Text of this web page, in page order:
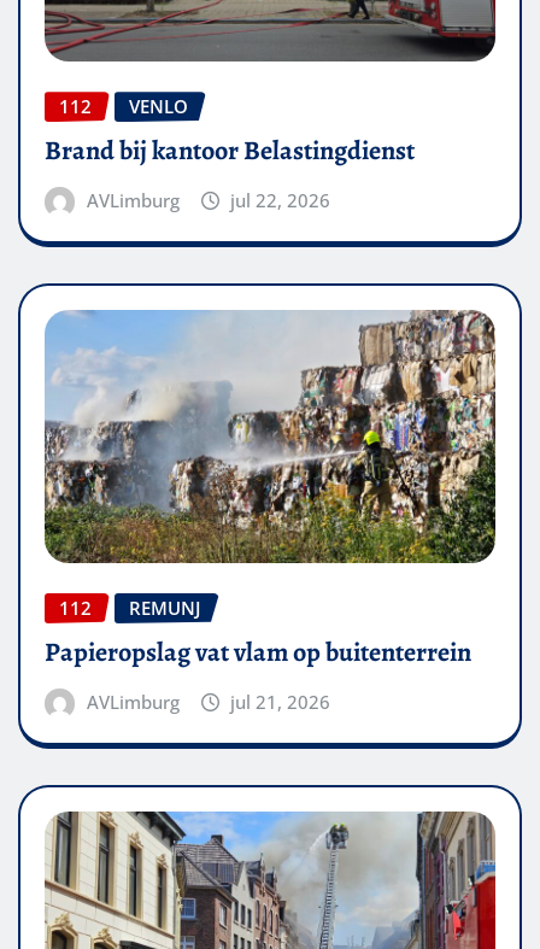
112 VENLO
Brand bij kantoor Belastingdienst
AVLimburg jul 22, 2026
112 REMUNJ
Papieropslag vat vlam op buitenterrein
AVLimburg jul 21, 2026